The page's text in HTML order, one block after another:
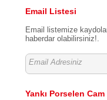
Email Listesi
Email listemize
haberdar olabilirsiniz!.
Yankı Porselen